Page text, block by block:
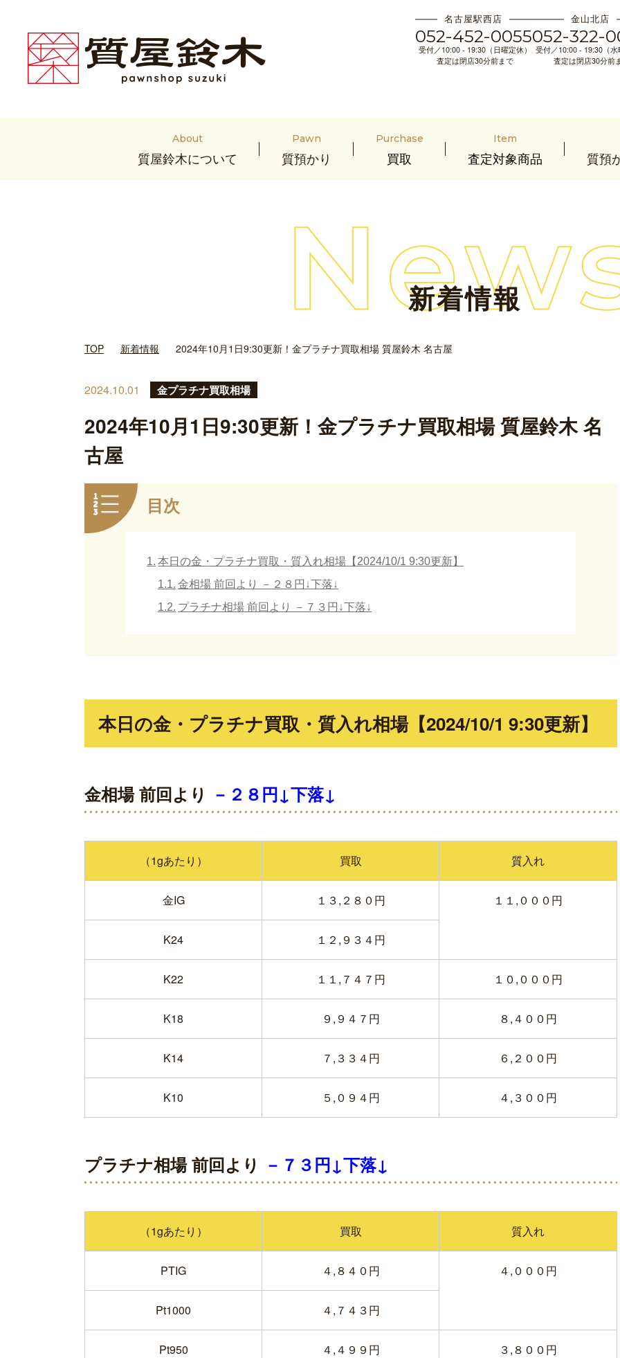
名古屋駅西店
052-452-0055
受付／10:00 - 19:30（日曜定休）
査定は閉店30分前まで
金山北店
052-322-
受付／10:00 - 19:30（
査定は閉店30分前
About
質屋鈴木について
Pawn
質預かり
Purchase
買取
Item
査定対象商品 質預
新着情報
TOP 新着情報 2024年10月1日9:30更新！金プラチナ買取相場 質屋鈴木 名古屋
2024.10.01 金プラチナ買取相場
2024年10月1日9:30更新！金プラチナ買取相場 質屋鈴木 名
古屋
目次
本日の金・プラチナ買取・質入れ相場【2024/10/1 9:30更新】
金相場 前回より －２８円↓下落↓
プラチナ相場 前回より －７３円↓下落↓
本日の金・プラチナ買取・質入れ相場【2024/10/1 9:30更新】
金相場 前回より －２８円↓下落↓
（1gあたり） 買取 質入れ
金IG １３,２８０円 １１,０００円
K24 １２,９３４円
K22 １１,７４７円 １０,０００円
K18 ９,９４７円 ８,４００円
K14 ７,３３４円 ６,２００円
K10 ５,０９４円 ４,３００円
プラチナ相場 前回より －７３円↓下落↓
（1gあたり） 買取 質入れ
PTIG ４,８４０円 ４,０００円
Pt1000 ４,７４３円
Pt950 ４,４９９円 ３,８００円